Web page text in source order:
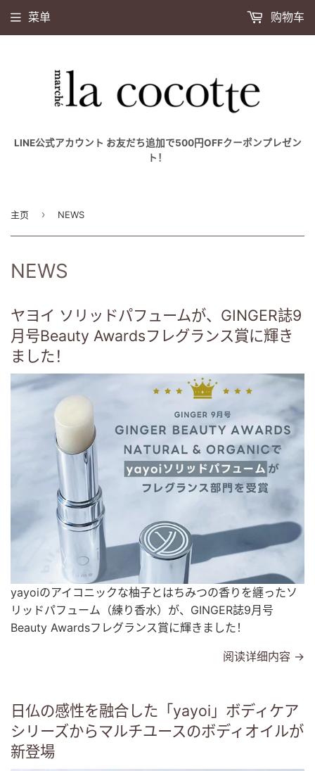
LINE公式アカウント お友だち追加で500円OFFクーポンプレゼン
ト！
菜单 购物车
主页 › NEWS
NEWS
ヤヨイ ソリッドパフュームが、GINGER誌9
月号Beauty Awardsフレグランス賞に輝き
ました！
yayoiのアイコニックな柚子とはちみつの香りを纏ったソ
リッドパフューム（練り香水）が、GINGER誌9月号
Beauty Awardsフレグランス賞に輝きました！
阅读详细内容 →
日仏の感性を融合した「yayoi」ボディケア
シリーズからマルチユースのボディオイルが
新登場